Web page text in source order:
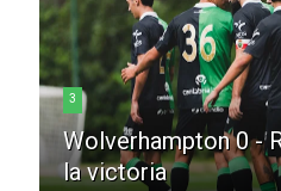
3
Wolverhampton 0 -
la victoria